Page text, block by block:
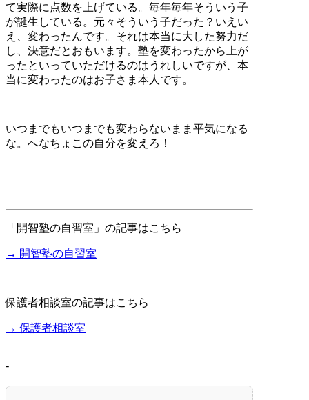
て実際に点数を上げている。毎年毎年そういう子
が誕生している。元々そういう子だった？いえい
え、変わったんです。それは本当に大した努力だ
し、決意だとおもいます。塾を変わったから上が
ったといっていただけるのはうれしいですが、本
当に変わったのはお子さま本人です。
いつまでもいつまでも変わらないまま平気になる
な。へなちょこの自分を変えろ！
「開智塾の自習室」の記事はこちら
→ 開智塾の自習室
保護者相談室の記事はこちら
→ 保護者相談室
-